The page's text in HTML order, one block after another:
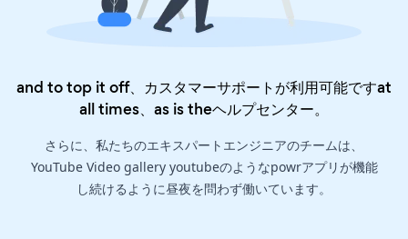
and to top it off、カスタマーサポートが利用可能ですat
all times、as is theヘルプセンター。
さらに、私たちのエキスパートエンジニアのチームは、
YouTube Video gallery youtubeのようなpowrアプリが機能
し続けるように昼夜を問わず働いています。